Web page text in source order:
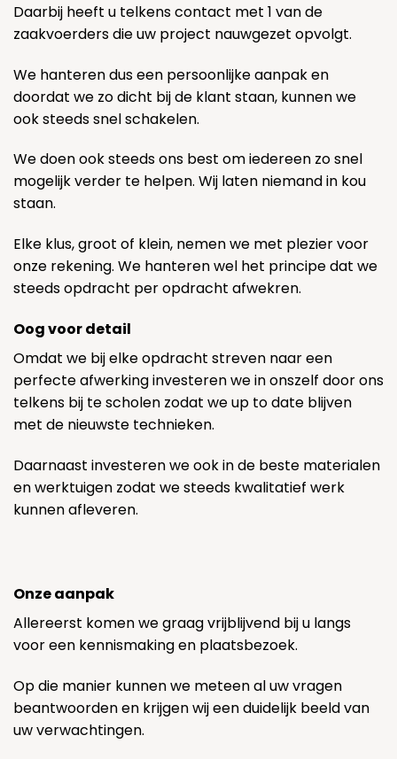
Daarbij heeft u telkens contact met 1 van de
zaakvoerders die uw project nauwgezet opvolgt.
We hanteren dus een persoonlijke aanpak en
doordat we zo dicht bij de klant staan, kunnen we
ook steeds snel schakelen.
We doen ook steeds ons best om iedereen zo snel
mogelijk verder te helpen. Wij laten niemand in kou
staan.
Elke klus, groot of klein, nemen we met plezier voor
onze rekening. We hanteren wel het principe dat we
steeds opdracht per opdracht afwekren.
Oog voor detail
Omdat we bij elke opdracht streven naar een
perfecte afwerking investeren we in onszelf door ons
telkens bij te scholen zodat we up to date blijven
met de nieuwste technieken.
Daarnaast investeren we ook in de beste materialen
en werktuigen zodat we steeds kwalitatief werk
kunnen afleveren.
Onze aanpak
Allereerst komen we graag vrijblijvend bij u langs
voor een kennismaking en plaatsbezoek.
Op die manier kunnen we meteen al uw vragen
beantwoorden en krijgen wij een duidelijk beeld van
uw verwachtingen.